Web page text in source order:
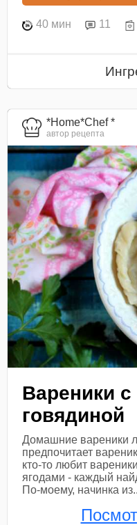
40 мин 11
*Home*Chef *
автор рецепта
Вареники
говядиной
Домашние вареники
предпочитает
кто-то любит
ягодами - каждый
По-моему, начинка